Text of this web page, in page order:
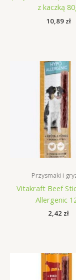
z kaczką
10,89 zł
Przysmaki i
Vitakraft Beef
Allergenic
2,42 zł